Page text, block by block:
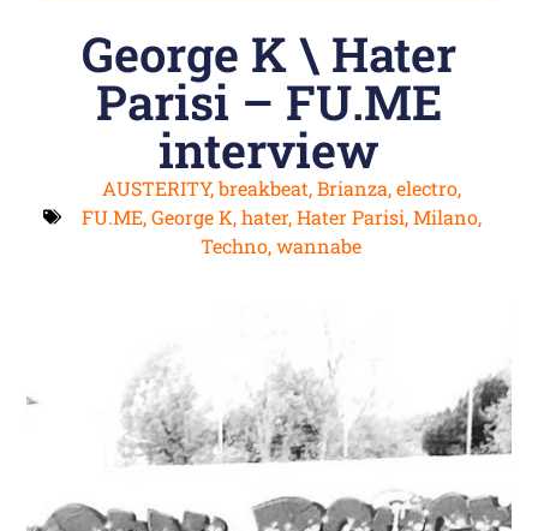
George K \ Hater
Parisi – FU.ME
interview
AUSTERITY,breakbeat,Brianza,electro,
FU.ME,George K,hater,Hater Parisi,Milano,
Techno,wannabe